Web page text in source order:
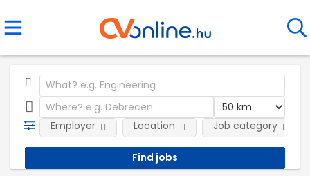
Employer Location Job category